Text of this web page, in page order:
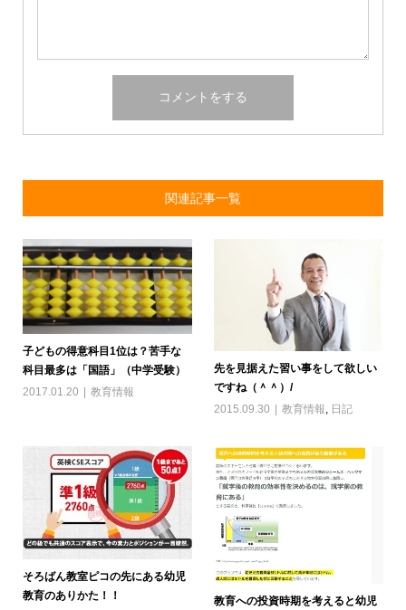
関連記事一覧
子どもの得意科目1位は？苦手な
科目最多は「国語」（中学受験）
2017.01.20
教育情報
先を見据えた習い事をして欲しい
ですね（＾＾）/
2015.09.30
教育情報, 日記
そろばん教室ピコの先にある幼児
教育のありかた！！
教育への投資時期を考えると幼児